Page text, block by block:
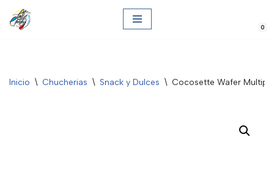
Saltar
0
Inicio \ Chucherias \ Snack y Dulces \ Cocosette Wafer